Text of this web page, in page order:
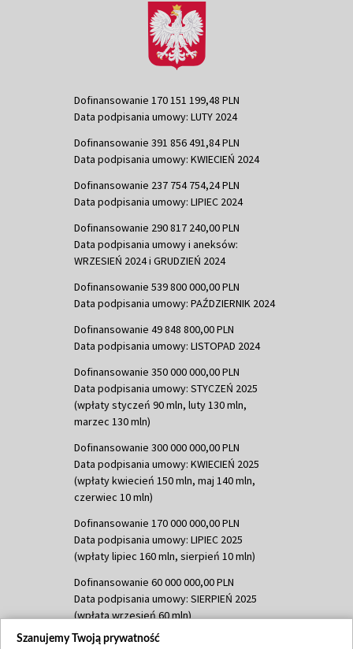
Dofinansowanie 170 151 199,48 PLN
Data podpisania umowy: LUTY 2024
Dofinansowanie 391 856 491,84 PLN
Data podpisania umowy: KWIECIEŃ 2024
Dofinansowanie 237 754 754,24 PLN
Data podpisania umowy: LIPIEC 2024
Dofinansowanie 290 817 240,00 PLN
Data podpisania umowy i aneksów:
WRZESIEŃ 2024 i GRUDZIEŃ 2024
Dofinansowanie 539 800 000,00 PLN
Data podpisania umowy: PAŹDZIERNIK 2024
Dofinansowanie 49 848 800,00 PLN
Data podpisania umowy: LISTOPAD 2024
Dofinansowanie 350 000 000,00 PLN
Data podpisania umowy: STYCZEŃ 2025
(wpłaty styczeń 90 mln, luty 130 mln,
marzec 130 mln)
Dofinansowanie 300 000 000,00 PLN
Data podpisania umowy: KWIECIEŃ 2025
(wpłaty kwiecień 150 mln, maj 140 mln,
czerwiec 10 mln)
Dofinansowanie 170 000 000,00 PLN
Data podpisania umowy: LIPIEC 2025
(wpłaty lipiec 160 mln, sierpień 10 mln)
Dofinansowanie 60 000 000,00 PLN
Data podpisania umowy: SIERPIEŃ 2025
(wpłata wrzesień 60 mln)
Dofinansowanie 635 783 051,21 PLN
Szanujemy Twoją prywatność